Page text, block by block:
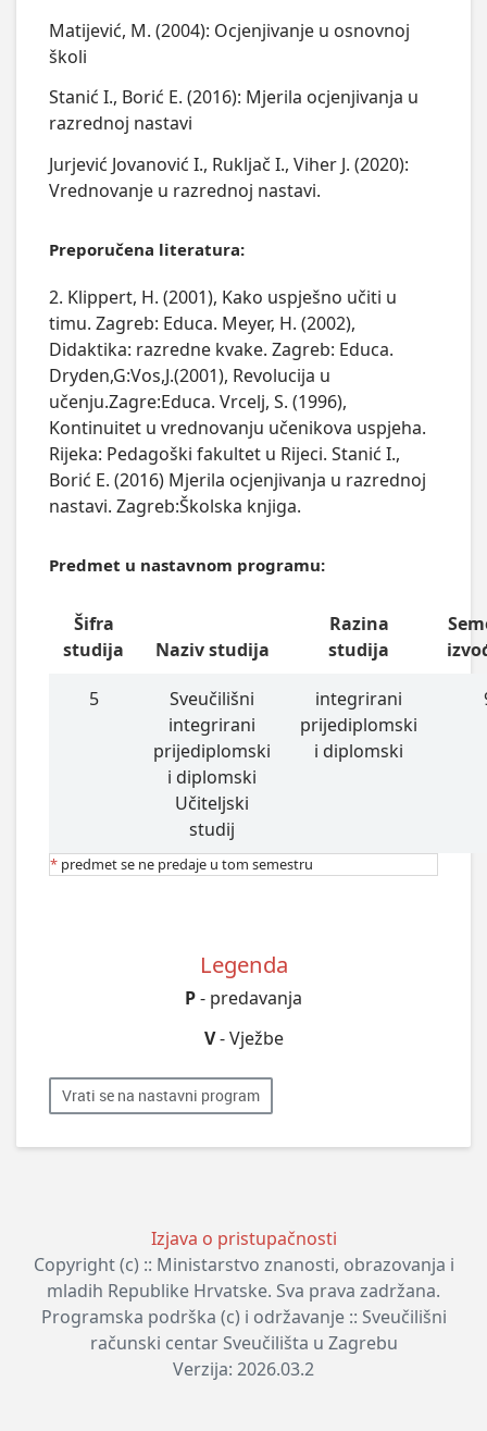
Matijević, M. (2004): Ocjenjivanje u osnovnoj
školi
Stanić I., Borić E. (2016): Mjerila ocjenjivanja u
razrednoj nastavi
Jurjević Jovanović I., Rukljač I., Viher J. (2020):
Vrednovanje u razrednoj nastavi.
Preporučena literatura:
2. Klippert, H. (2001), Kako uspješno učiti u
timu. Zagreb: Educa. Meyer, H. (2002),
Didaktika: razredne kvake. Zagreb: Educa.
Dryden,G:Vos,J.(2001), Revolucija u
učenju.Zagre:Educa. Vrcelj, S. (1996),
Kontinuitet u vrednovanju učenikova uspjeha.
Rijeka: Pedagoški fakultet u Rijeci. Stanić I.,
Borić E. (2016) Mjerila ocjenjivanja u razrednoj
nastavi. Zagreb:Školska knjiga.
Predmet u nastavnom programu:
Šifra
studija
Naziv studija
Razina
studija
5
Sveučilišni
integrirani
prijediplomski
i diplomski
Učiteljski
studij
integrirani
prijediplomski
i diplomski
* predmet se ne predaje u tom semestru
Legenda
P- predavanja
V- Vježbe
Vrati se na nastavni program
Izjava o pristupačnosti
Copyright (c) :: Ministarstvo znanosti, obrazovanja i
mladih Republike Hrvatske. Sva prava zadržana.
Programska podrška (c) i održavanje :: Sveučilišni
računski centar Sveučilišta u Zagrebu
Verzija: 2026.03.2